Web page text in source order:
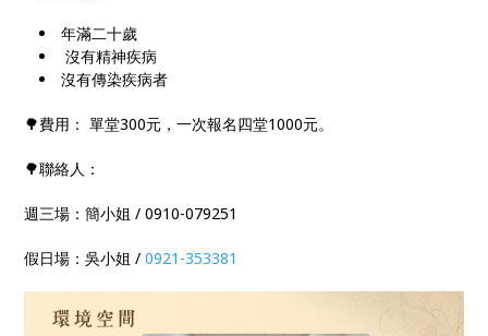
年滿二十歲
沒有精神疾病
沒有傳染疾病者
🌳費用： 單堂300元，一次報名四堂1000元。
🌳聯絡人：
週三場：簡小姐 / 0910-079251
假日場：吳小姐 /0921-353381